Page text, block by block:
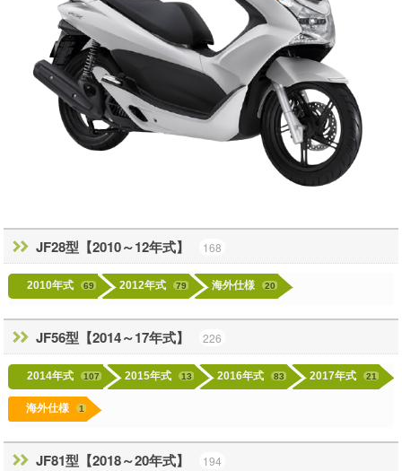
JF28型【2010～12年式】 168
2010年式 69 2012年式 79 海外仕様 20
JF56型【2014～17年式】 226
2014年式 107 2015年式 13 2016年式 83 2017年式 21
海外仕様 1
JF81型【2018～20年式】 194